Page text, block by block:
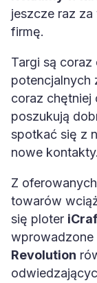
jeszcze raz za
firmę.
Targi są
potencjalnych
coraz chętniej
poszukują
spotkać się z
nowe kontakty.
Z
towarów
się ploter
Revolution